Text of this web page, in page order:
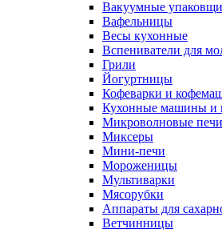
Вакуумные
Вафельницы
Весы кухонные
Вспениватели для
Грили
Йогуртницы
Кофеварки и
Кухонные машины и
Микроволновые печи
Миксеры
Мини-печи
Мороженицы
Мультиварки
Мясорубки
Аппараты для
Ветчинницы